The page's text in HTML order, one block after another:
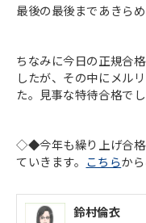
最後の最後まであきら
ちなみに今日の正規合
したが、その中にメル
た。見事な特待合格でし
◇◆今年も繰り上げ合格
ていきます。 こちらか
鈴村倫衣